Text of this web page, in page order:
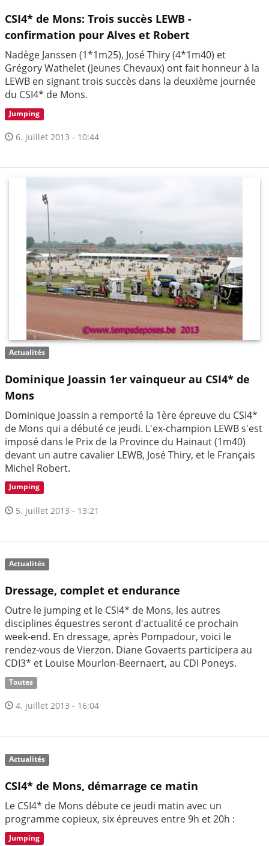
CSI4* de Mons: Trois succès LEWB -
confirmation pour Alves et Robert
Nadège Janssen (1*1m25), José Thiry (4*1m40) et
Grégory Wathelet (Jeunes Chevaux) ont fait honneur à la
LEWB en signant trois succès dans la deuxième journée
du CSI4* de Mons.
Jumping
6. juillet 2013 - 10:44
Actualités
Dominique Joassin 1er vainqueur au CSI4* de
Mons
Dominique Joassin a remporté la 1ère épreuve du CSI4*
de Mons qui a débuté ce jeudi. L'ex-champion LEWB s'est
imposé dans le Prix de la Province du Hainaut (1m40)
devant un autre cavalier LEWB, José Thiry, et le Français
Michel Robert.
Jumping
5. juillet 2013 - 13:21
Actualités
Dressage, complet et endurance
Outre le jumping et le CSI4* de Mons, les autres
disciplines équestres seront d'actualité ce prochain
week-end. En dressage, après Pompadour, voici le
rendez-vous de Vierzon. Diane Govaerts participera au
CDI3* et Louise Mourlon-Beernaert, au CDI Poneys.
Toutes
4. juillet 2013 - 16:04
Actualités
CSI4* de Mons, démarrage ce matin
Le CSI4* de Mons débute ce jeudi matin avec un
programme copieux, six épreuves entre 9h et 20h :
Jumping